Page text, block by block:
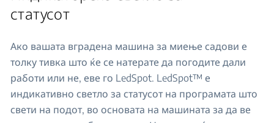
статусот
Ако вашата вградена машина за миење садови е
толку тивка што ќе се натерате да погодите дали
работи или не, еве го LedSpot. LedSpot™ е
индикативно светло за статусот на програмата што
свети на подот, во основата на машината за да ве